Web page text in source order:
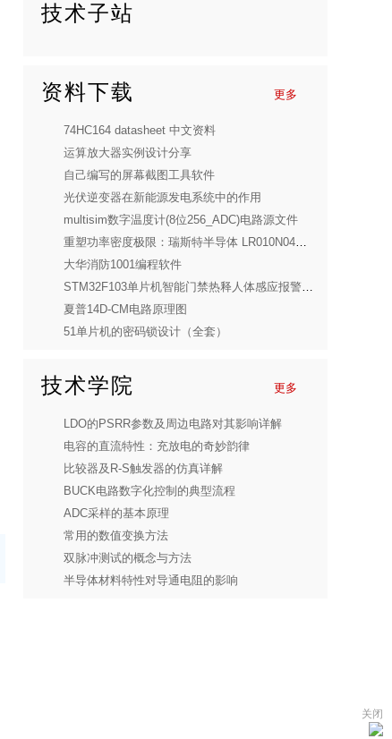
技术子站
更多
资料下载
74HC164 datasheet 中文资料
运算放大器实例设计分享
自己编写的屏幕截图工具软件
光伏逆变器在新能源发电系统中的作用
multisim数字温度计(8位256_ADC)电路源文件
重塑功率密度极限：瑞斯特半导体 LR010N04SD10 深度解析
大华消防1001编程软件
STM32F103单片机智能门禁热释人体感应报警设计(全套)
夏普14D-CM电路原理图
51单片机的密码锁设计（全套）
更多
技术学院
LDO的PSRR参数及周边电路对其影响详解
电容的直流特性：充放电的奇妙韵律
比较器及R-S触发器的仿真详解
BUCK电路数字化控制的典型流程
ADC采样的基本原理
常用的数值变换方法
双脉冲测试的概念与方法
半导体材料特性对导通电阻的影响
关闭